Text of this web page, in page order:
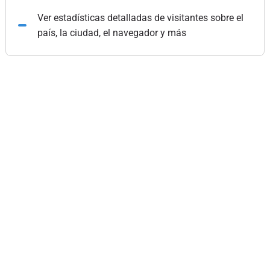
Ver estadísticas detalladas de visitantes sobre el
país, la ciudad, el navegador y más